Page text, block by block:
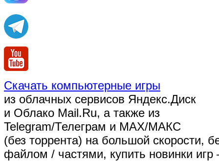
Скачать компьютерные игры
из облачных сервисов Яндекс.Диск
и Облако Mail.Ru, а также из
Telegram/Телеграм и MAX/МАКС
(без торрента) на большой скорости,
файлом / частями, купить новинки